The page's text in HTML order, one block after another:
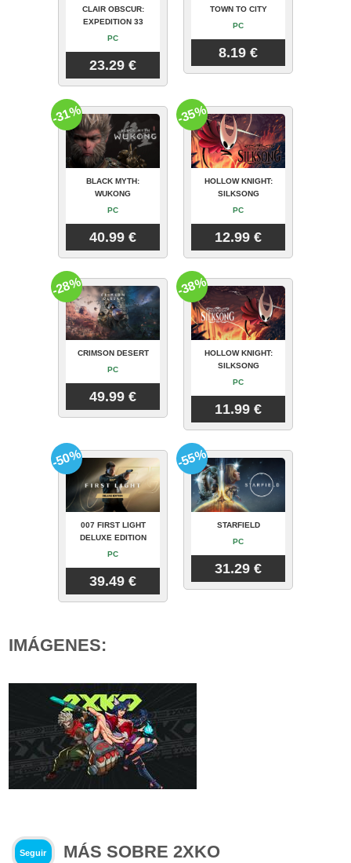
CLAIR OBSCUR:
EXPEDITION 33
PC
23.29 €
TOWN TO CITY
PC
8.19 €
BLACK MYTH:
WUKONG
PC
40.99 €
-31%
HOLLOW KNIGHT:
SILKSONG
PC
12.99 €
-35%
CRIMSON DESERT
PC
49.99 €
-28%
HOLLOW KNIGHT:
SILKSONG
PC
11.99 €
-38%
007 FIRST LIGHT
DELUXE EDITION
PC
39.49 €
-50%
STARFIELD
PC
31.29 €
-55%
IMÁGENES:
Seguir MÁS SOBRE 2XKO